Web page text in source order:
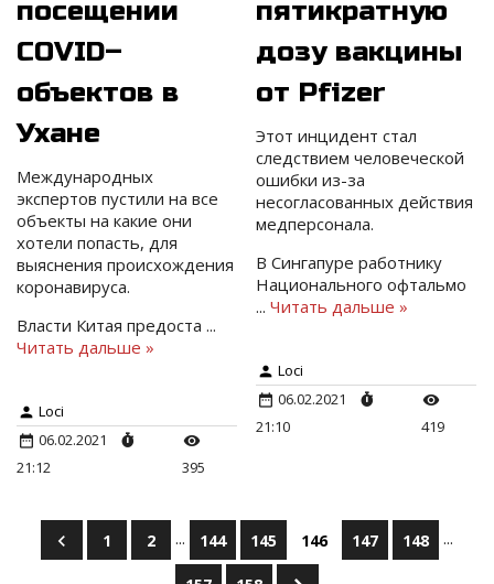
посещении
COVID–
объектов в
Ухане
Международных
экспертов пустили на все
объекты на какие они
хотели попасть, для
выяснения происхождения
коронавируса.
Власти Китая предоста ...
Читать дальше »
Loci
06.02.2021
21:12
395
пятикратную
дозу вакцины
от Pfizer
Этот инцидент стал
следствием человеческой
ошибки из-за
несогласованных действия
медперсонала.
В Сингапуре работнику
Национального офтальмо
...Читать дальше »
Loci
06.02.2021
21:10
419
1 2 ... 144 145 146 147 148 ...